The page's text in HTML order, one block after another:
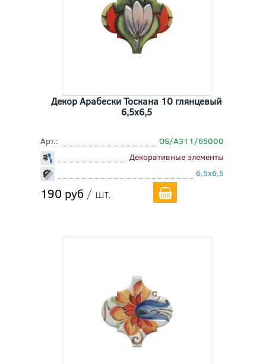
Декор Арабески Тоскана 10 глянцевый
6,5x6,5
Арт.:
OS/A311/65000
Декоративные элементы
6,5x6,5
190 руб / шт.